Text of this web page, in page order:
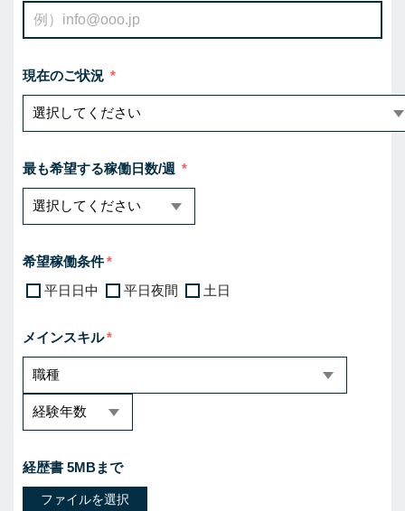
現在のご状況
最も希望する稼働日数/週
希望稼働条件
平日日中
平日夜間 土日
メインスキル
経歴書 5MBまで
ファイルを選択